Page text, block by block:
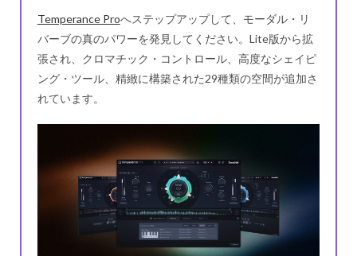
Temperance Proへステップアップして、モーダル・リ
バーブの真のパワーを発見してください。Lite版から拡
張され、クロマチック・コントロール、高度なシェイピ
ング・ツール、精緻に構築された29種類の空間が追加さ
れています。